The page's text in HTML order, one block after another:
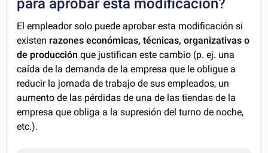
El empleador solo puede aprobar esta modificación si
existen razones económicas, técnicas, organizativas o
de producción que justifican este cambio (p. ej. una
caída de la demanda de la empresa que le obligue a
reducir la jornada de trabajo de sus empleados, un
aumento de las pérdidas de una de las tiendas de la
empresa que obliga a la supresión del turno de noche,
etc.).